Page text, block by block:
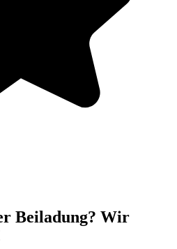
Beiladung? Wir